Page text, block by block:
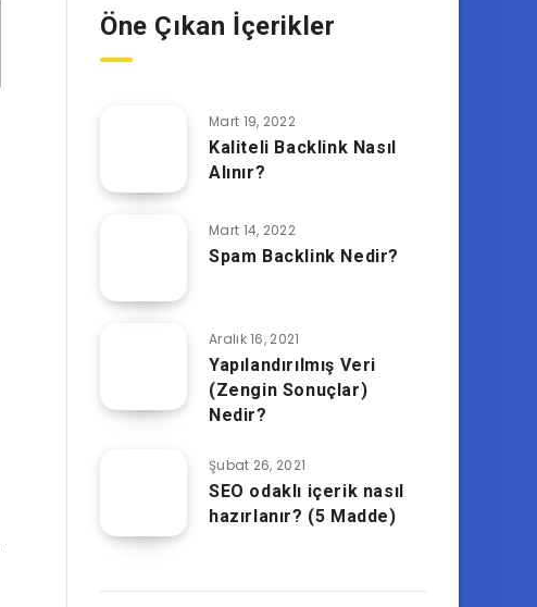
Öne Çıkan İçerikler
Mart 19, 2022
Kaliteli Backlink Nasıl
Alınır?
Mart 14, 2022
Spam Backlink Nedir?
Aralık 16, 2021
Yapılandırılmış Veri
(Zengin Sonuçlar)
Nedir?
Şubat 26, 2021
SEO odaklı içerik nasıl
hazırlanır? (5 Madde)